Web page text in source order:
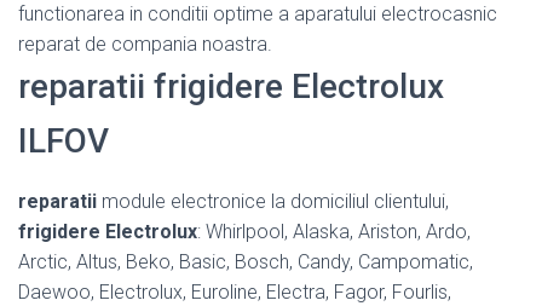
functionarea in conditii optime a aparatului electrocasnic
reparat de compania noastra.
reparatii frigidere Electrolux
ILFOV
reparatii module electronice la domiciliul clientului,
frigidere Electrolux: Whirlpool, Alaska, Ariston, Ardo,
Arctic, Altus, Beko, Basic, Bosch, Candy, Campomatic,
Daewoo, Electrolux, Euroline, Electra, Fagor, Fourlis,